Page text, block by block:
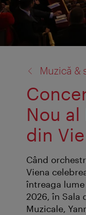
Muzică &
Nou
din
Când
Viena
întreaga lume
2026, în Sala
Muzicale,